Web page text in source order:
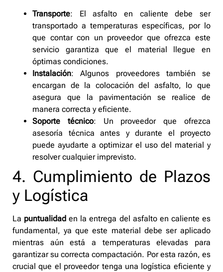
Transporte: El asfalto en caliente debe ser
transportado a temperaturas específicas, por lo
que contar con un proveedor que ofrezca este
servicio garantiza que el material llegue en
óptimas condiciones.
Instalación: Algunos proveedores también se
encargan de la colocación del asfalto, lo que
asegura que la pavimentación se realice de
manera correcta y eficiente.
Soporte técnico: Un proveedor que ofrezca
asesoría técnica antes y durante el proyecto
puede ayudarte a optimizar el uso del material y
resolver cualquier imprevisto.
4. Cumplimiento de Plazos
y Logística
La puntualidad en la entrega del asfalto en caliente es
fundamental, ya que este material debe ser aplicado
mientras aún está a temperaturas elevadas para
garantizar su correcta compactación. Por esta razón, es
crucial que el proveedor tenga una logística eficiente y